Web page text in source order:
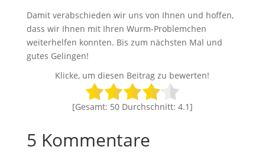
Damit verabschieden wir uns von Ihnen und hoffen,
dass wir Ihnen mit Ihren Wurm-Problemchen
weiterhelfen konnten. Bis zum nächsten Mal und
gutes Gelingen!
Klicke, um diesen Beitrag zu bewerten!
[Gesamt: 50Durchschnitt: 4.1]
5 Kommentare